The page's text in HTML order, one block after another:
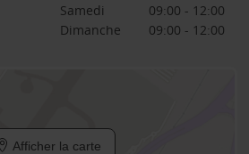
Samedi
09:00 - 12:00
Dimanche
09:00 - 12:00
Afficher la carte